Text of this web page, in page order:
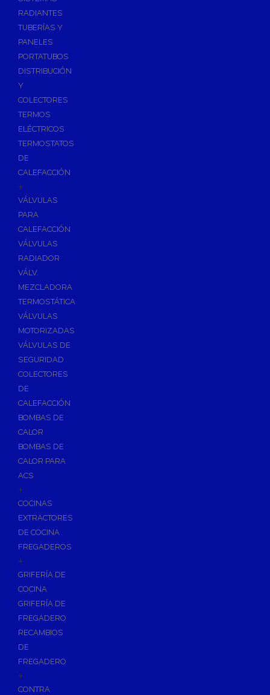
Ósmosis con Depósito
Recambios de Ósmosis
Grifería de Ósmosis
Regulación y Dosificación de Agua
RADIANTES
TUBERÍAS Y
PANELES
PORTATUBOS
DISTRIBUCIÓN
Y
COLECTORES
TERMOS
ELÉCTRICOS
TERMOSTATOS
DE
CALEFACCIÓN
+
VÁLVULAS
PARA
CALEFACCIÓN
VÁLVULAS
RADIADOR
VÁLV.
MEZCLADORA
TERMOSTÁTICA
VÁLVULAS
MOTORIZADAS
VÁLVULAS DE
SEGURIDAD
COLECTORES
DE
CALEFACCIÓN
BOMBAS DE
CALOR
BOMBAS DE
CALOR PARA
ACS
+
COCINAS
EXTRACTORES
DE COCINA
FREGADEROS
+
GRIFERÍA DE
COCINA
GRIFERÍA DE
FREGADERO
RECAMBIOS
DE
FREGADERO
+
CONTRA